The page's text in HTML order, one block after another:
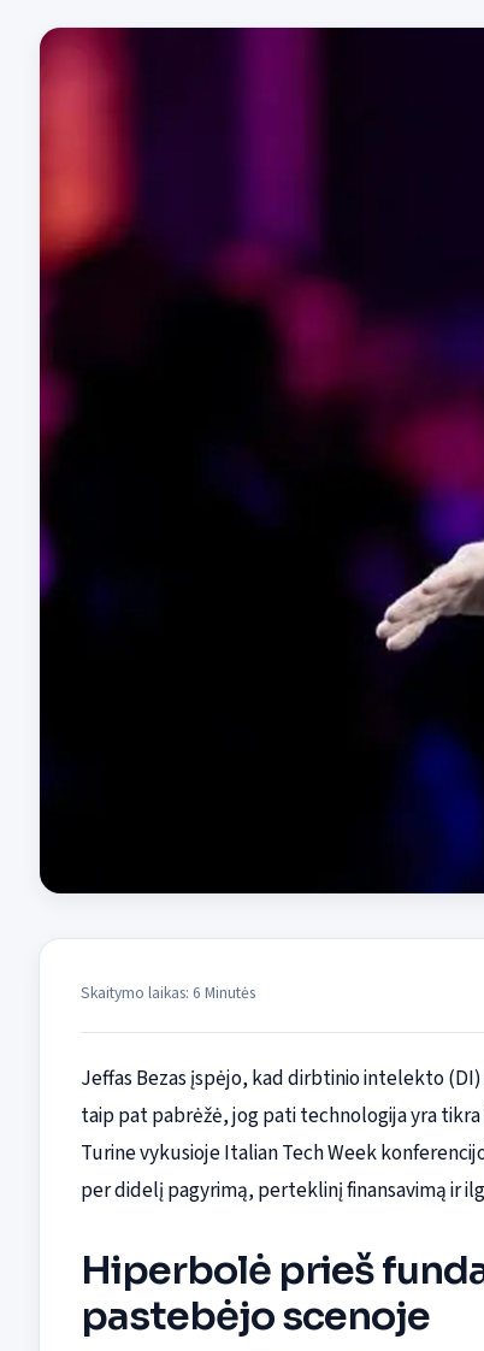
Skaitymo laikas: 6 Minutės
Jeffas Bezas įspėjo, kad dirbtinio intelekto
taip pat pabrėžė, jog pati technologija yra
Turine vykusioje Italian Tech Week
per didelį pagyrimą, perteklinį finansavimą ir
Hiperbolė prieš
pastebėjo scenoje